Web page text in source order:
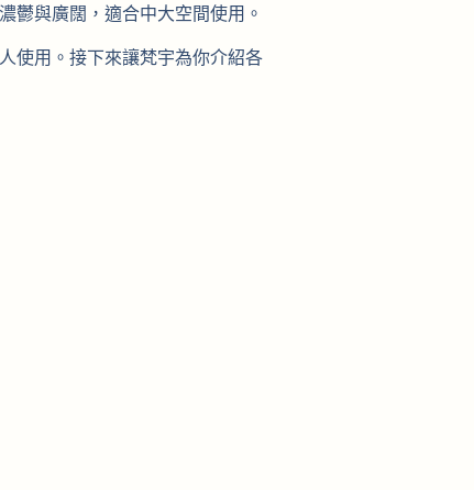
鬱與廣闊，適合中大空間使用。
使用。接下來讓梵宇為你介紹各